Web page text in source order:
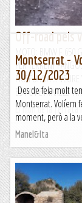
Off-road pels
MOTO: BMW F 650
PER TERRENY
PROFUNDA ... VEURE
ES POT EVITARELS
El món de la ferrata
Montserrat -
30/12/2023
Des de feia molt
Montserrat. Volíem
moment, però a la
Manel&Ita